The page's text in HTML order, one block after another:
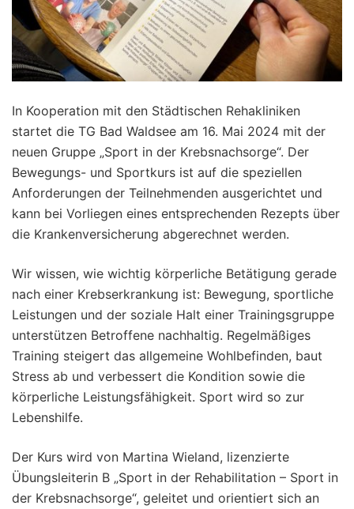
In Kooperation mit den Städtischen Rehakliniken
startet die TG Bad Waldsee am 16. Mai 2024 mit der
neuen Gruppe „Sport in der Krebsnachsorge“. Der
Bewegungs- und Sportkurs ist auf die speziellen
Anforderungen der Teilnehmenden ausgerichtet und
kann bei Vorliegen eines entsprechenden Rezepts über
die Krankenversicherung abgerechnet werden.
Wir wissen, wie wichtig körperliche Betätigung gerade
nach einer Krebserkrankung ist: Bewegung, sportliche
Leistungen und der soziale Halt einer Trainingsgruppe
unterstützen Betroffene nachhaltig. Regelmäßiges
Training steigert das allgemeine Wohlbefinden, baut
Stress ab und verbessert die Kondition sowie die
körperliche Leistungsfähigkeit. Sport wird so zur
Lebenshilfe.
Der Kurs wird von Martina Wieland, lizenzierte
Übungsleiterin B „Sport in der Rehabilitation – Sport in
der Krebsnachsorge“, geleitet und orientiert sich an